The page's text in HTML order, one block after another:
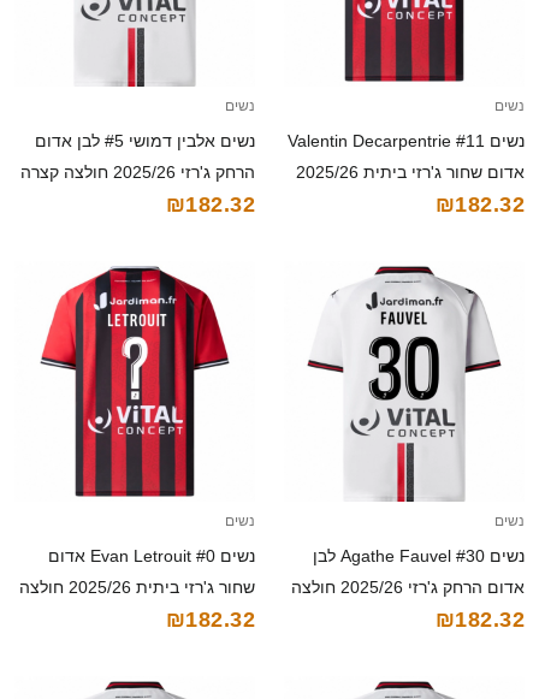
נשים
נשים Valentin Decarpentrie #11
אדום שחור ג'רזי ביתית 2025/26
חולצה קצרה
₪182.32
נשים
נשים אלבין דמושי #5 לבן אדום
הרחק ג'רזי 2025/26 חולצה קצרה
₪182.32
נשים
נשים Agathe Fauvel #30 לבן
אדום הרחק ג'רזי 2025/26 חולצה
קצרה
₪182.32
נשים
נשים Evan Letrouit #0 אדום
שחור ג'רזי ביתית 2025/26 חולצה
קצרה
₪182.32